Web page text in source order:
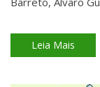
Leia Mais